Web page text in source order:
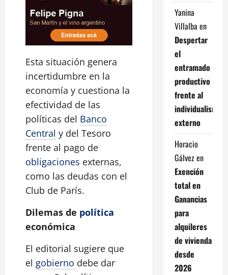
Esta situación genera
incertidumbre en la
economía y cuestiona la
efectividad de las
políticas del Banco
Central y del Tesoro
frente al pago de
obligaciones externas,
como las deudas con el
Club de París.
Dilemas de política
económica
El editorial sugiere que
el gobierno debe dar
Yanina
Villalba en
Despertar
el
entramado
productivo
frente al
individualismo
externo
Horacio
Gálvezen
Exención
total en
Ganancias
para
alquileres
de vivienda
desde
2026